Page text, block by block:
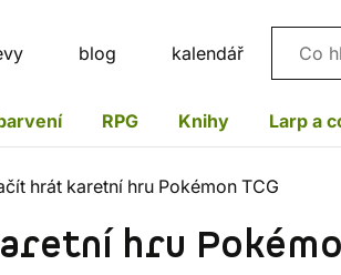
blog kalendář
RPG Knihy Larp a
hrát karetní hru Pokémon TCG
hru